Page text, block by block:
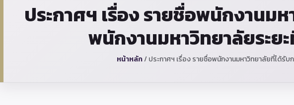
ประกาศฯ เรื่อง รายชื่อพนักงาน
พนักงานมหาวิทยาลัยระ
หน้าหลัก/ ประกาศฯ เรื่อง รายชื่อพนักงานมหาวิทยาลัยที่ได้